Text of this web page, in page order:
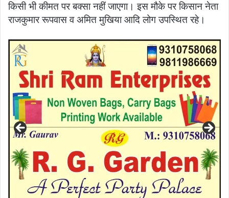
किसी भी कीमत पर बक्सा नहीं जाएगा। इस मौके पर किसान नेता
राजकुमार रूपवास व अमित मुखिया आदि लोग उपस्थित रहे।